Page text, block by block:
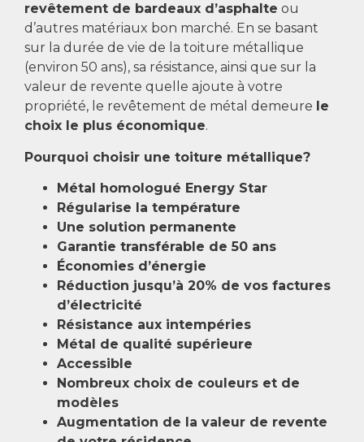
revêtement de bardeaux d’asphalte ou
d’autres matériaux bon marché. En se basant
sur la durée de vie de la toiture métallique
(environ 50 ans), sa résistance, ainsi que sur la
valeur de revente quelle ajoute à votre
propriété, le revêtement de métal demeure le
choix le plus économique.
Pourquoi choisir une toiture métallique?
Métal homologué Energy Star
Régularise la température
Une solution permanente
Garantie transférable de 50 ans
Économies d’énergie
Réduction jusqu’à 20% de vos factures
d’électricité
Résistance aux intempéries
Métal de qualité supérieure
Accessible
Nombreux choix de couleurs et de
modèles
Augmentation de la valeur de revente